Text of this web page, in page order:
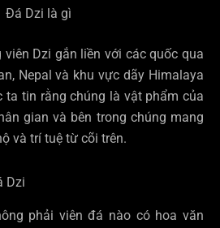
Đá Dzi là gì
Dzi gắn liền với các quốc qua
Nepal và khu vực dãy Himalaya
tin rằng chúng là vật phẩm của
gian và bên trong chúng mang
và trí tuệ từ cõi trên.
Dzi
phải viên đá nào có hoa văn